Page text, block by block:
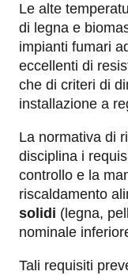
Le alte
di legna e
impianti fumari
eccellenti di
che di criteri di
installazione a
La normativa di
disciplina i
controllo e la
riscaldamento
solidi (legna,
nominale
Tali requisiti